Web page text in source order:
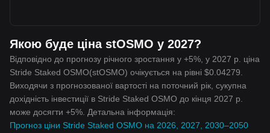
Якою буде ціна stOSMO у 2027?
Відповідно до прогнозу річного зростання у +5%, у 2027 р. ціна
Stride Staked OSMO(stOSMO) очікується на рівні $0.04279.
Виходячи з прогнозованої вартості на поточний рік, сукупна
дохідність інвестиції в Stride Staked OSMO до кінця 2027 р.
може досягти +5%. Детальна інформація:
Прогноз ціни Stride Staked OSMO на 2026, 2027, 2030–2050